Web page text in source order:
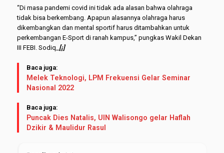
“Di masa pandemi covid ini tidak ada alasan bahwa olahraga
tidak bisa berkembang. Apapun alasannya olahraga harus
dikembangkan dan mental sportif harus ditambahkan untuk
perkembangan E-Sport di ranah kampus,” pungkas Wakil Dekan
III FEBI. Sodiq_ [¡]
Baca juga:
Melek Teknologi, LPM Frekuensi Gelar Seminar
Nasional 2022
Baca juga:
Puncak Dies Natalis, UIN Walisongo gelar Haflah
Dzikir & Maulidur Rasul